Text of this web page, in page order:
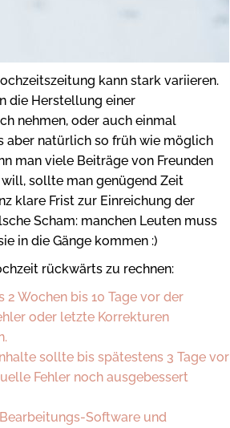
kann stark variieren.
die Herstellung einer
nehmen, oder auch einmal
aber natürlich so früh wie möglich
man viele Beiträge von Freunden
sollte man genügend Zeit
klare Frist zur Einreichung der
Scham: manchen Leuten muss
in die Gänge kommen :)
rückwärts zu rechnen:
Wochen bis 10 Tage vor der
oder letzte Korrekturen
sollte bis spätestens 3 Tage vor
Fehler noch ausgebessert
Software und